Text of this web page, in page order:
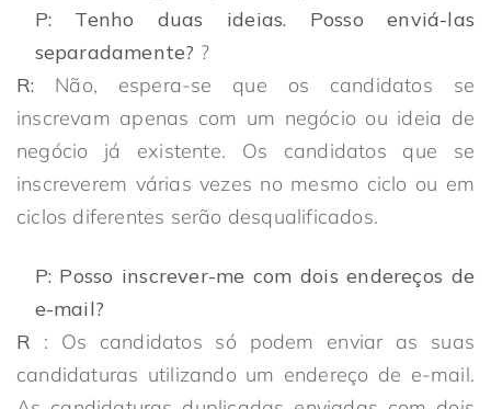
P: Tenho duas ideias. Posso enviá-las
separadamente? ?
R: Não, espera-se que os candidatos se
inscrevam apenas com um negócio ou ideia de
negócio já existente. Os candidatos que se
inscreverem várias vezes no mesmo ciclo ou em
ciclos diferentes serão desqualificados.
P: Posso inscrever-me com dois endereços de
e-mail?
R : Os candidatos só podem enviar as suas
candidaturas utilizando um endereço de e-mail.